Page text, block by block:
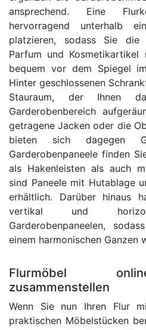
ansprechend. Eine
hervorragend unterhalb
platzieren, sodass Sie die
Parfum und Kosmetikartikel
bequem vor dem Spiegel
Hinter geschlossenen
Stauraum, der Ihnen
Garderobenbereich
getragene Jacken oder die
bieten sich dagegen
Garderobenpaneele finden
als Hakenleisten als auch
sind Paneele mit Hutablage
erhältlich. Darüber hinaus
vertikal und
Garderobenpaneelen,
einem harmonischen Ganzen
Flurmöbel
zusammenstellen
Wenn Sie nun Ihren Flur
praktischen Möbelstücken